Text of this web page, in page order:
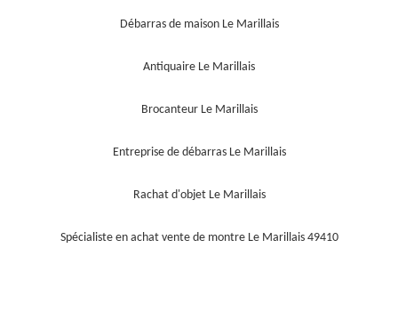
Débarras de maison Le Marillais
Antiquaire Le Marillais
Brocanteur Le Marillais
Entreprise de débarras Le Marillais
Rachat d'objet Le Marillais
Spécialiste en achat vente de montre Le Marillais 49410